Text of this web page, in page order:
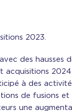
2023.
des hausses
acquisitions
à des
de fusions
une